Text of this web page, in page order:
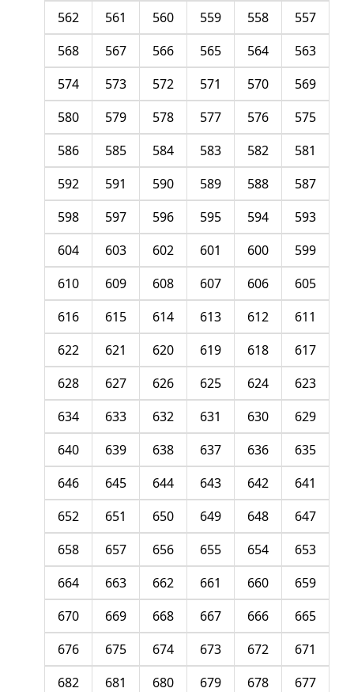
557
558
559
560
561
562
563
564
565
566
567
568
569
570
571
572
573
574
575
576
577
578
579
580
581
582
583
584
585
586
587
588
589
590
591
592
593
594
595
596
597
598
599
600
601
602
603
604
605
606
607
608
609
610
611
612
613
614
615
616
617
618
619
620
621
622
623
624
625
626
627
628
629
630
631
632
633
634
635
636
637
638
639
640
641
642
643
644
645
646
647
648
649
650
651
652
653
654
655
656
657
658
659
660
661
662
663
664
665
666
667
668
669
670
671
672
673
674
675
676
677
678
679
680
681
682